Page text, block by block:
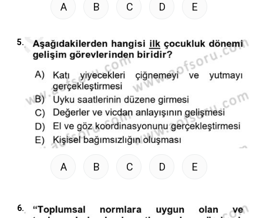
A B C D E
5.
A B C D E
6.